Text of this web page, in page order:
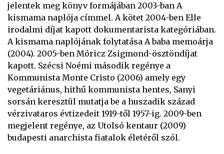
jelentek meg könyv formájában 2003-ban A
kismama naplója címmel. A kötet 2004-ben Elle
irodalmi díjat kapott dokumentarista kategóriában.
A kismama naplójának folytatása A baba memoárja
(2004). 2005-ben Móricz Zsigmond-ösztöndíjat
kapott. Szécsi Noémi második regénye a
Kommunista Monte Cristo (2006) amely egy
vegetáriánus, hithű kommunista hentes, Sanyi
sorsán keresztül mutatja be a huszadik század
vérzivataros évtizedeit 1919-től 1957-ig. 2009-ben
megjelent regénye, az Utolsó kentaur (2009)
budapesti anarchista fiatalok életéről szól.